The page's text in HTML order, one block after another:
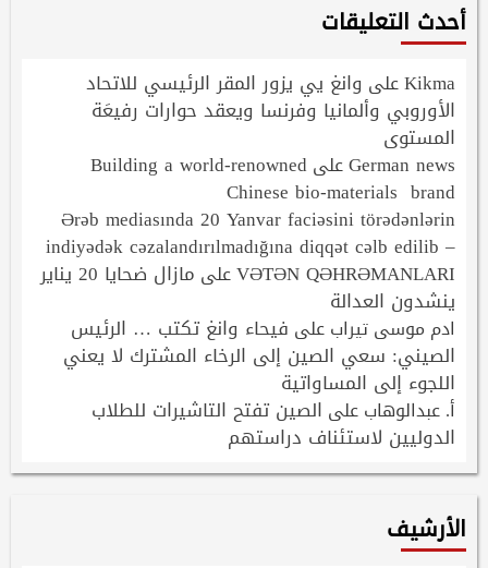
أحدث التعليقات
Kikmaعلى وانغ يي يزور المقر الرئيسي للاتحاد
الأوروبي وألمانيا وفرنسا ويعقد حوارات رفيعَة
المستوى
German newsعلى Building a world-renowned
Chinese bio-materials brand
Ərəb mediasında 20 Yanvar faciəsini törədənlərin
indiyədək cəzalandırılmadığına diqqət cəlb edilib –
VƏTƏN QƏHRƏMANLARIعلى مازال ضحايا 20 يناير
ينشدون العدالة
ادم موسى تيرابعلى فيحاء وانغ تكتب … الرئيس
الصيني: سعي الصين إلى الرخاء المشترك لا يعني
اللجوء إلى المساواتية
أ. عبدالوهابعلى الصين تفتح التاشيرات للطلاب
الدوليين لاستئناف دراستهم
الأرشيف